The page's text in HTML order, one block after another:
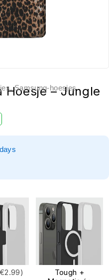
,Samsung-hoesjes
Hoesje – Jungle
Tough +